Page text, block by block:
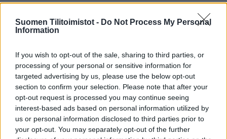
Suomen Tilitoimistot - Do Not Process My Personal
Information
If you wish to opt-out of the sale, sharing to third parties, or
processing of your personal or sensitive information for
targeted advertising by us, please use the below opt-out
section to confirm your selection. Please note that after your
opt-out request is processed you may continue seeing
interest-based ads based on personal information utilized by
us or personal information disclosed to third parties prior to
your opt-out. You may separately opt-out of the further
Tilitoimiston erityisosaaminen
Suomi
Yhtiökoko
Pienet
Mikrot